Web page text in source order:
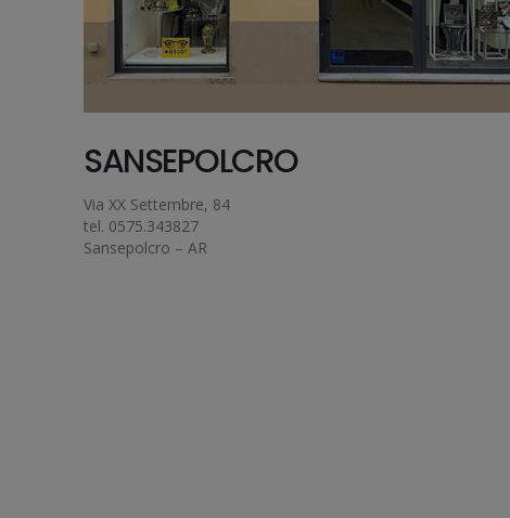
SANSEPOLCRO
Via XX Settembre, 84
tel. 0575.343827
Sansepolcro – AR